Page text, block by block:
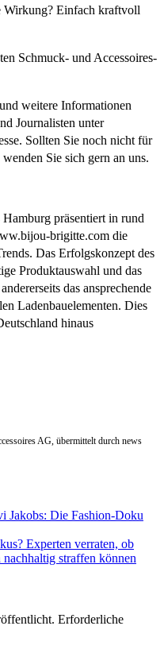
Einfach kraftvoll
Schmuck- und Accessoires-
weitere Informationen
Journalisten unter
Sollten Sie noch nicht für
Sie sich gern an uns.
präsentiert in rund
brigitte.com die
Das Erfolgskonzept des
Produktauswahl und das
das ansprechende
Ladenbauelementen. Dies
hinaus
AG, übermittelt durch news
Jakobs: Die Fashion-Doku
Experten verraten, ob
straffen können
Erforderliche